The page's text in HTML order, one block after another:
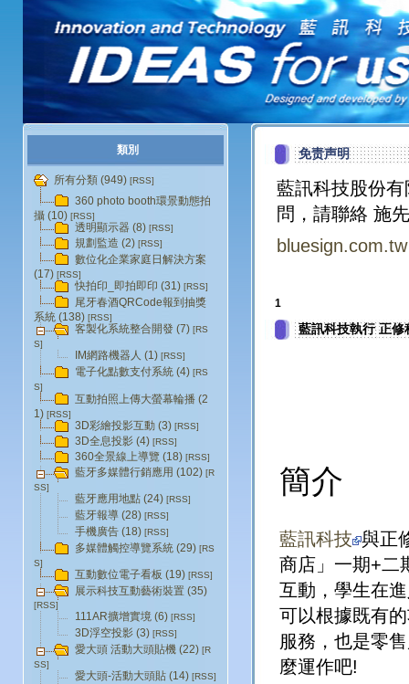
免责声明
藍訊科技股份
問，請聯絡
bluesign.com.tw
1
藍訊科技執行 正修
簡介
藍訊科技 與正
商店」一期+二
互動，學生在
可以根據既有
服務，也是零
麼運作吧!
類別
所有分類 (949) [RSS]
360 photo booth環景動態拍
攝 (10) [RSS]
透明顯示器 (8) [RSS]
規劃監造 (2) [RSS]
數位化企業家庭日解決方案
(17) [RSS]
快拍印_即拍即印 (31) [RSS]
尾牙春酒QRCode報到抽獎
系統 (138) [RSS]
客製化系統整合開發 (7) [RS
S]
IM網路機器人 (1) [RSS]
電子化點數支付系統 (4) [RS
S]
互動拍照上傳大螢幕輪播 (2
1) [RSS]
3D彩繪投影互動 (3) [RSS]
3D全息投影 (4) [RSS]
360全景線上導覽 (18) [RSS]
藍牙多媒體行銷應用 (102) [R
SS]
藍牙應用地點 (24) [RSS]
藍牙報導 (28) [RSS]
手機廣告 (18) [RSS]
多媒體觸控導覽系統 (29) [RS
S]
互動數位電子看板 (19) [RSS]
展示科技互動藝術裝置 (35)
[RSS]
111AR擴增實境 (6) [RSS]
3D浮空投影 (3) [RSS]
愛大頭 活動大頭貼機 (22) [R
SS]
愛大頭-活動大頭貼 (14) [RSS]